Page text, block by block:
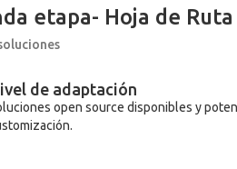
etapa- Hoja de Ruta
de adaptación
open source disponibles y